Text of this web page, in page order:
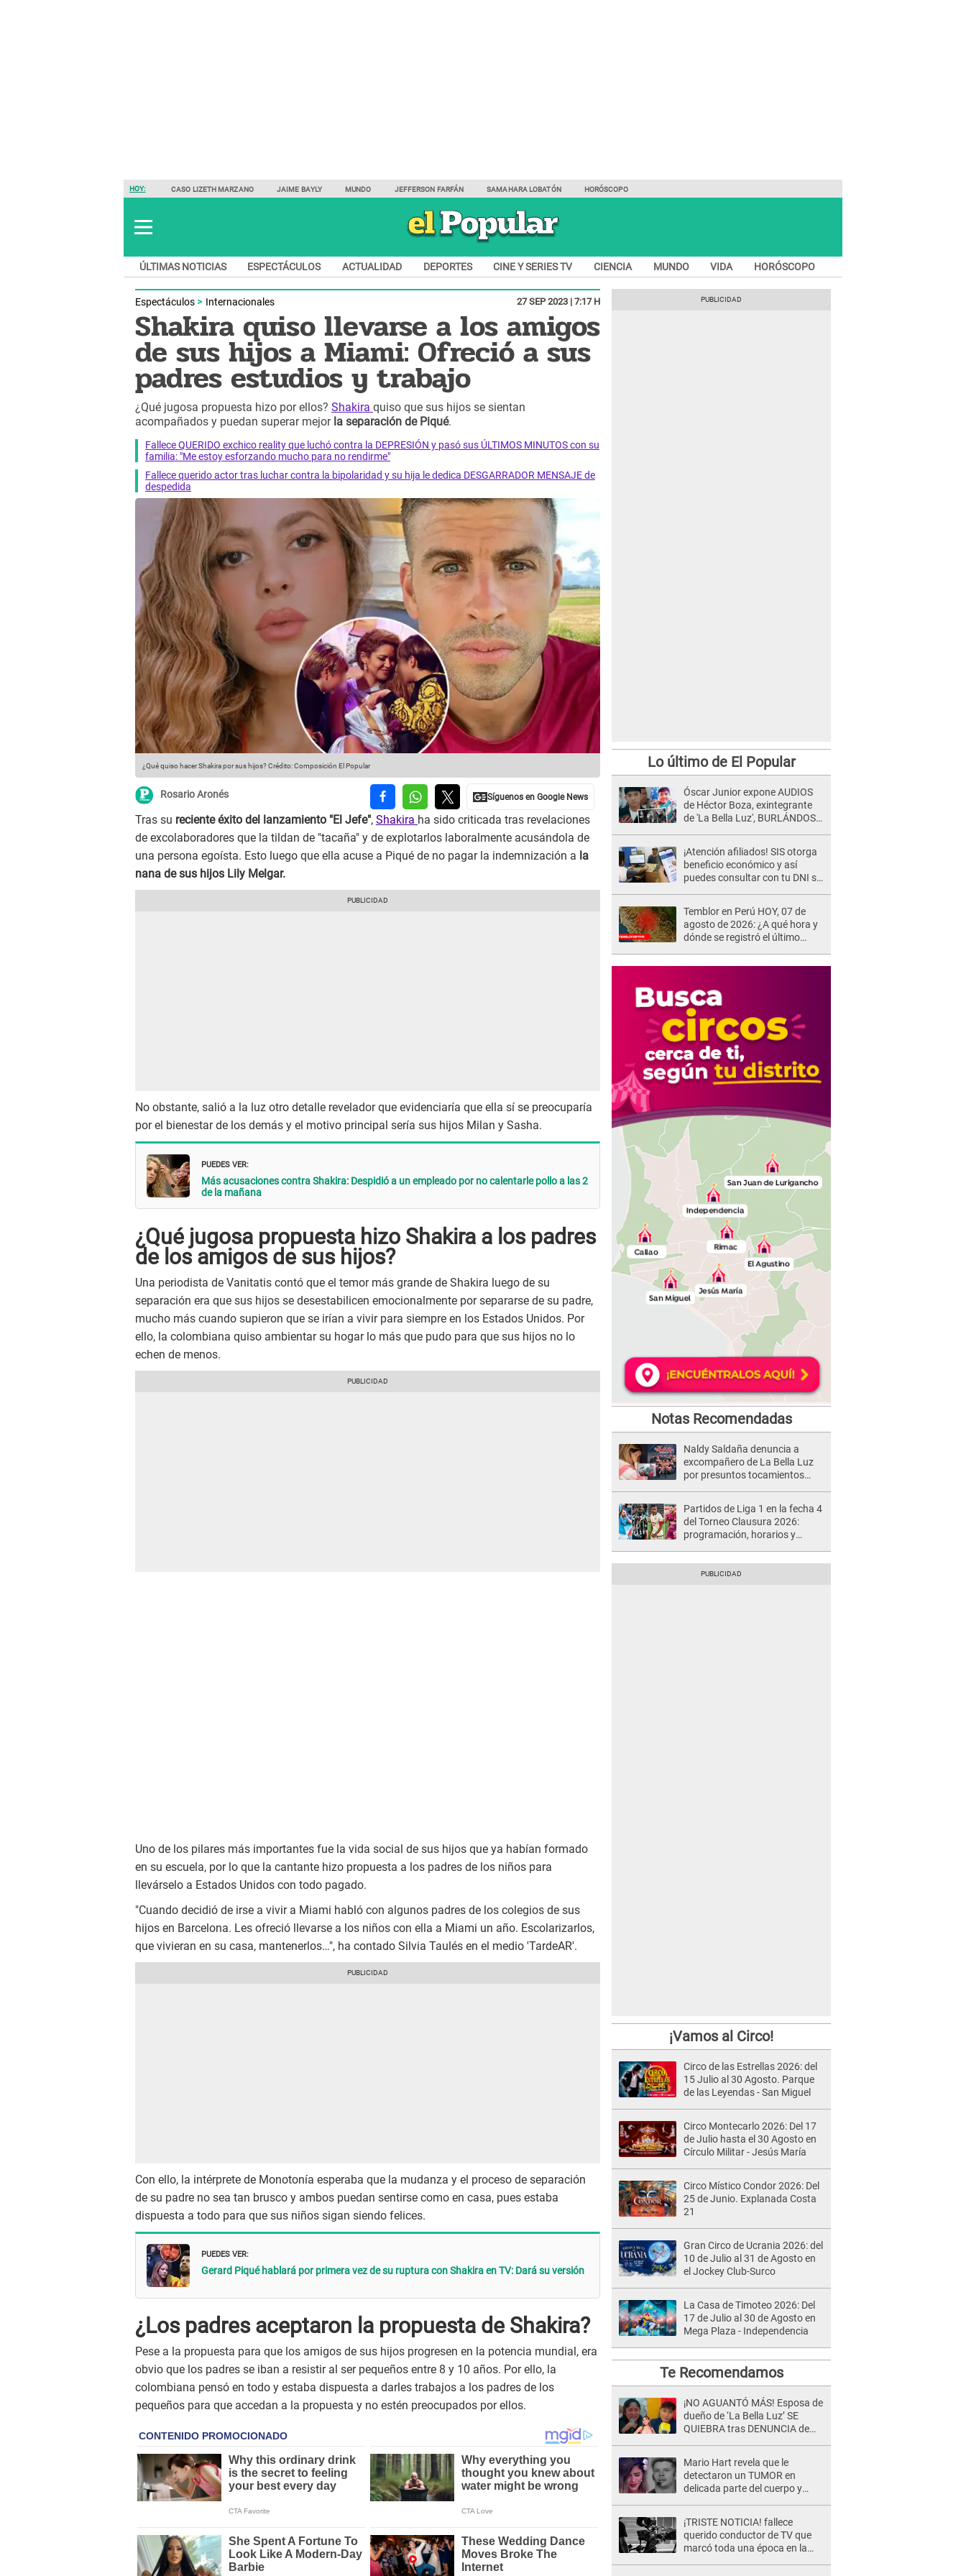
HOY: CASO LIZETH MARZANO JAIME BAYLY MUNDO JEFFERSON FARFÁN SAMAHARA LOBATÓN HORÓSCOPO
ÚLTIMAS NOTICIAS ESPECTÁCULOS ACTUALIDAD DEPORTES CINE Y SERIES TV CIENCIA MUNDO VIDA HORÓSCOPO
Espectáculos Internacionales 27 SEP 2023 | 7:17 H
Shakira quiso llevarse a los amigos
de sus hijos a Miami: Ofreció a sus
padres estudios y trabajo
¿Qué jugosa propuesta hizo por ellos? Shakira quiso que sus hijos se sientan
acompañados y puedan superar mejorla separación de Piqué.
Fallece QUERIDO exchico reality que luchó contra la DEPRESIÓN y pasó sus ÚLTIMOS MINUTOS con su
familia: "Me estoy esforzando mucho para no rendirme"
Fallece querido actor tras luchar contra la bipolaridad y su hija le dedica DESGARRADOR MENSAJE de
despedida
¿Qué quiso hacer Shakira por sus hijos?Crédito: Composición El Popular
Rosario Aronés
Tras su reciente éxito del lanzamiento "El Jefe", Shakira ha sido criticada tras revelaciones
de excolaboradores que la tildan de "tacaña" y de explotarlos laboralmente acusándola de
una persona egoísta. Esto luego que ella acuse a Piqué de no pagar la indemnización a la
nana de sus hijos Lily Melgar.
No obstante, salió a la luz otro detalle revelador que evidenciaría que ella sí se preocuparía
por el bienestar de los demás y el motivo principal sería sus hijos Milan y Sasha.
PUEDES VER:
Más acusaciones contra Shakira: Despidió a un empleado por no calentarle pollo a las 2
de la mañana
¿Qué jugosa propuesta hizo Shakira a los padres
de los amigos de sus hijos?
Una periodista de Vanitatis contó que el temor más grande de Shakira luego de su
separación era que sus hijos se desestabilicen emocionalmente por separarse de su padre,
mucho más cuando supieron que se irían a vivir para siempre en los Estados Unidos. Por
ello, la colombiana quiso ambientar su hogar lo más que pudo para que sus hijos no lo
echen de menos.
Uno de los pilares más importantes fue la vida social de sus hijos que ya habían formado
en su escuela, por lo que la cantante hizo propuesta a los padres de los niños para
llevárselo a Estados Unidos con todo pagado.
"Cuando decidió de irse a vivir a Miami habló con algunos padres de los colegios de sus
hijos en Barcelona. Les ofreció llevarse a los niños con ella a Miami un año. Escolarizarlos,
que vivieran en su casa, mantenerlos…", ha contado Silvia Taulés en el medio 'TardeAR'.
Con ello, la intérprete de Monotonía esperaba que la mudanza y el proceso de separación
de su padre no sea tan brusco y ambos puedan sentirse como en casa, pues estaba
dispuesta a todo para que sus niños sigan siendo felices.
PUEDES VER:
Gerard Piqué hablará por primera vez de su ruptura con Shakira en TV: Dará su versión
¿Los padres aceptaron la propuesta de Shakira?
Pese a la propuesta para que los amigos de sus hijos progresen en la potencia mundial, era
obvio que los padres se iban a resistir al ser pequeños entre 8 y 10 años. Por ello, la
colombiana pensó en todo y estaba dispuesta a darles trabajos a los padres de los
pequeños para que accedan a la propuesta y no estén preocupados por ellos.
Lo último de El Popular
Óscar Junior expone AUDIOS
de Héctor Boza, exintegrante
de 'La Bella Luz', BURLÁNDOSE
¡Atención afiliados! SIS otorga
beneficio económico y así
puedes consultar con tu DNI si
Temblor en Perú HOY, 07 de
agosto de 2026: ¿A qué hora y
dónde se registró el último
Notas Recomendadas
Naldy Saldaña denuncia a
excompañero de La Bella Luz
por presuntos tocamientos
Partidos de Liga 1 en la fecha 4
del Torneo Clausura 2026:
programación, horarios y
¡Vamos al Circo!
Circo de las Estrellas 2026: del
15 Julio al 30 Agosto. Parque
de las Leyendas - San Miguel
Circo Montecarlo 2026: Del 17
de Julio hasta el 30 Agosto en
Círculo Militar - Jesús María
Circo Místico Condor 2026: Del
25 de Junio. Explanada Costa
21
Gran Circo de Ucrania 2026: del
10 de Julio al 31 de Agosto en
el Jockey Club-Surco
La Casa de Timoteo 2026: Del
17 de Julio al 30 de Agosto en
Mega Plaza - Independencia
Te Recomendamos
¡NO AGUANTÓ MÁS! Esposa de
dueño de ‘La Bella Luz’ SE
QUIEBRA tras DENUNCIA de
Mario Hart revela que le
detectaron un TUMOR en
delicada parte del cuerpo y
¡TRISTE NOTICIA! fallece
querido conductor de TV que
marcó toda una época en la